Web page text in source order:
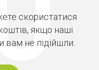
скористатися
якщо наші
вам не підійшли.